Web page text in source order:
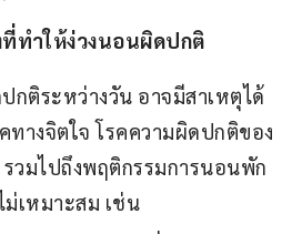
ที่ทำให้ง่วงนอนผิดปกติ
กติระหว่างวัน อาจมีสาเหตุได้
ทางจิตใจ โรคความผิดปกติของ
มไปถึงพฤติกรรมการนอนพัก
เหมาะสม เช่น